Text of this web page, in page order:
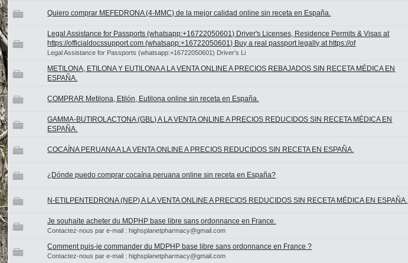
Quiero comprar MEFEDRONA (4-MMC) de la mejor calidad online sin receta en España.
Legal Assistance for Passports (whatsapp:+16722050601) Driver's Licenses, Residence Permits & Visas at
https://officialdocssupport.com (whatsapp:+16722050601) Buy a real passport legally at https://of
Legal Assistance for Passports (whatsapp:+16722050601) Driver's Li
METILONA, ETILONA Y EUTILONA A LA VENTA ONLINE A PRECIOS REBAJADOS SIN RECETA MÉDICA EN
ESPAÑA.
COMPRAR Metilona, ​​Etilón, Eutilona online sin receta en España.
GAMMA-BUTIROLACTONA (GBL) A LA VENTA ONLINE A PRECIOS REDUCIDOS SIN RECETA MÉDICA EN
ESPAÑA.
COCAÍNA PERUANA A LA VENTA ONLINE A PRECIOS REDUCIDOS SIN RECETA EN ESPAÑA.
¿Dónde puedo comprar cocaína peruana online sin receta en España?
N-ETILPENTEDRONA (NEP) A LA VENTA ONLINE A PRECIOS REDUCIDOS SIN RECETA MÉDICA EN ESPAÑA.
Je souhaite acheter du MDPHP base libre sans ordonnance en France.
Contactez-nous par e-mail : highsplanetpharmacy@gmail.com
Comment puis-je commander du MDPHP base libre sans ordonnance en France ?
Contactez-nous par e-mail : highsplanetpharmacy@gmail.com